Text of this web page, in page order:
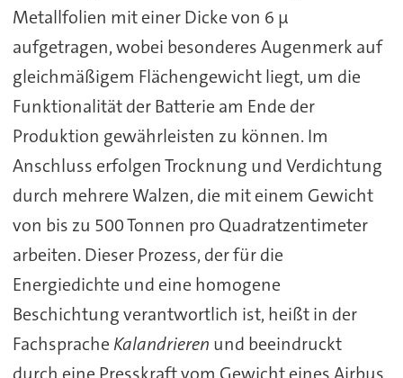
Metallfolien mit einer Dicke von 6 µ
aufgetragen, wobei besonderes Augenmerk auf
gleichmäßigem Flächengewicht liegt, um die
Funktionalität der Batterie am Ende der
Produktion gewährleisten zu können. Im
Anschluss erfolgen Trocknung und Verdichtung
durch mehrere Walzen, die mit einem Gewicht
von bis zu 500 Tonnen pro Quadratzentimeter
arbeiten. Dieser Prozess, der für die
Energiedichte und eine homogene
Beschichtung verantwortlich ist, heißt in der
Fachsprache Kalandrieren und beeindruckt
durch eine Presskraft vom Gewicht eines Airbus